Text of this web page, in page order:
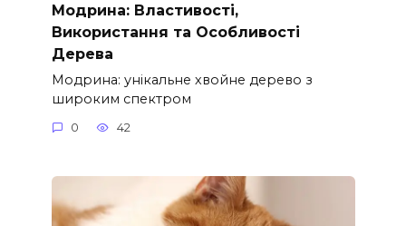
Модрина: Властивості,
Використання та Особливості
Дерева
Модрина: унікальне хвойне дерево з
широким спектром
0 42